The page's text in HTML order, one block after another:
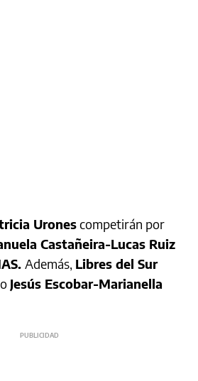
Uronescompetirán por
Castañeira-Lucas Ruiz
Además, Libres del Sur
Jesús Escobar-Marianella